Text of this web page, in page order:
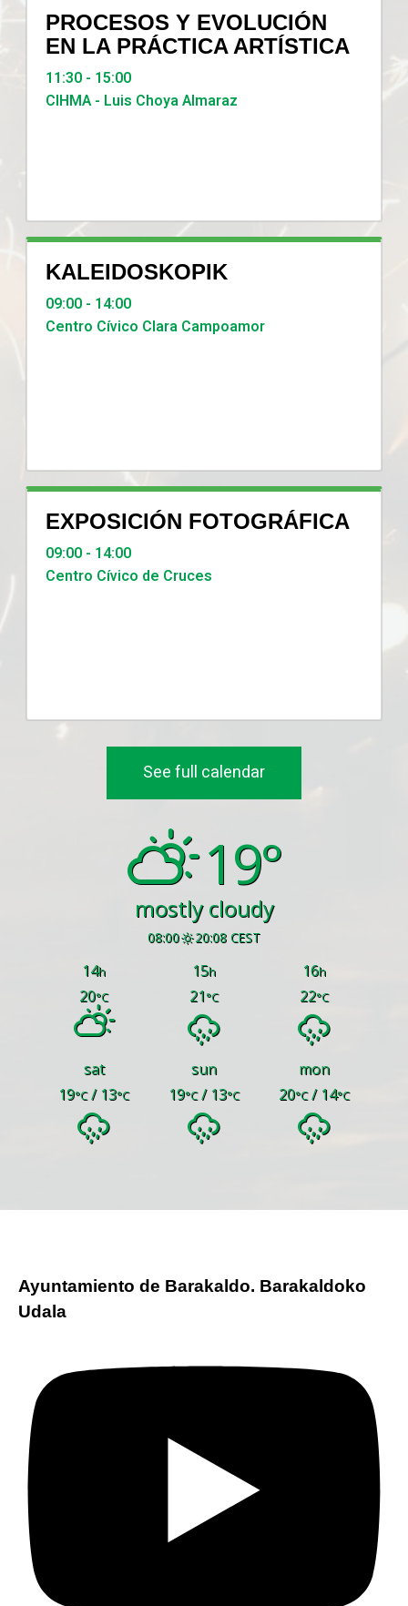
PROCESOS Y EVOLUCIÓN
EN LA PRÁCTICA ARTÍSTICA
11:30 - 15:00
CIHMA - Luis Choya Almaraz
KALEIDOSKOPIK
09:00 - 14:00
Centro Cívico Clara Campoamor
EXPOSICIÓN FOTOGRÁFICA
09:00 - 14:00
Centro Cívico de Cruces
See full calendar
19°
mostly cloudy
08:00 20:08 CEST
14h 15h 16h
20°C 21°C 22°C
sat sun
mon
19°C/ 13°C 19°C/ 13°C 20°C/ 14°C
Ayuntamiento de Barakaldo. Barakaldoko
Udala